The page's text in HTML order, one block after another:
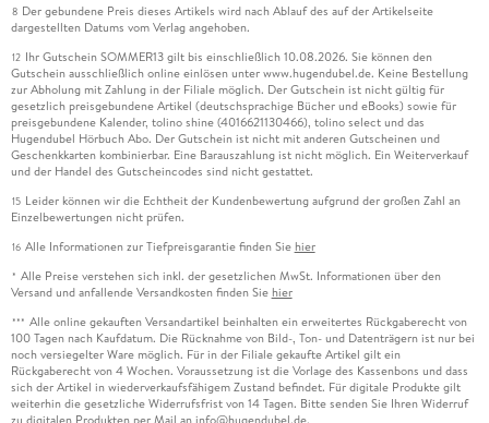
8 Der gebundene Preis dieses Artikels wird nach Ablauf des auf der Artikelseite
dargestellten Datums vom Verlag angehoben.
12 Ihr Gutschein SOMMER13 gilt bis einschließlich 10.08.2026. Sie können den
Gutschein ausschließlich online einlösen unter www.hugendubel.de. Keine Bestellung
zur Abholung mit Zahlung in der Filiale möglich. Der Gutschein ist nicht gültig für
gesetzlich preisgebundene Artikel (deutschsprachige Bücher und eBooks) sowie für
preisgebundene Kalender, tolino shine (4016621130466), tolino select und das
Hugendubel Hörbuch Abo. Der Gutschein ist nicht mit anderen Gutscheinen und
Geschenkkarten kombinierbar. Eine Barauszahlung ist nicht möglich. Ein Weiterverkauf
und der Handel des Gutscheincodes sind nicht gestattet.
15 Leider können wir die Echtheit der Kundenbewertung aufgrund der großen Zahl an
Einzelbewertungen nicht prüfen.
16 Alle Informationen zur Tiefpreisgarantie finden Sie hier
* Alle Preise verstehen sich inkl. der gesetzlichen MwSt. Informationen über den
Versand und anfallende Versandkosten finden Sie hier
*** Alle online gekauften Versandartikel beinhalten ein erweitertes Rückgaberecht von
100 Tagen nach Kaufdatum. Die Rücknahme von Bild-, Ton- und Datenträgern ist nur bei
noch versiegelter Ware möglich. Für in der Filiale gekaufte Artikel gilt ein
Rückgaberecht von 4 Wochen. Voraussetzung ist die Vorlage des Kassenbons und dass
sich der Artikel in wiederverkaufsfähigem Zustand befindet. Für digitale Produkte gilt
weiterhin die gesetzliche Widerrufsfrist von 14 Tagen. Bitte senden Sie Ihren Widerruf
zu digitalen Produkten per Mail an info@hugendubel.de.